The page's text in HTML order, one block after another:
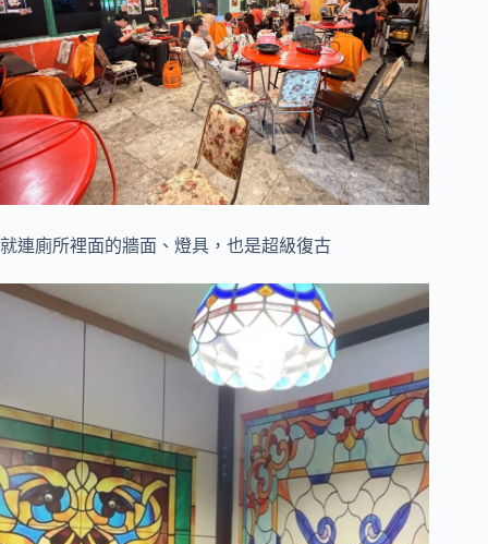
就連廁所裡面的牆面、燈具，也是超級復古